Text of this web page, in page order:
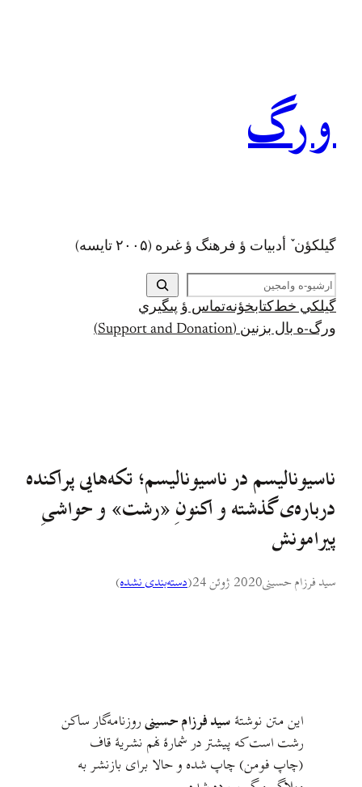
ورگ
گيلکؤن ٚ أدبیات ؤ فرهنگ ؤ غىره (۲۰۰۵ تايسه)
ج
س
ت
ج
گيلکي خط کتابخؤنهتماس ؤ پىگيري
ورگ-ه بال بزنين (Support and Donation)
ناسیونالیسم در ناسیونالیسم؛ تکه‌هایی پراکنده
درباره‌ی گذشته و اکنونِ «رشت» و حواشیِ
پیرامونش
سید فرزام حسینی2020 ژوئن 24 (دسته‌بندی نشده)
این متن نوشتهٔ سید فرزام حسینیروزنامه‌گار ساکن
رشت است که پیشتر در شمارهٔ نهم نشریهٔ قاف
(چاپ فومن) چاپ شده و حالا برای بازنشر به